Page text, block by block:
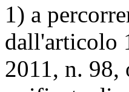
1) a
dall'articolo
2011, n. 98,